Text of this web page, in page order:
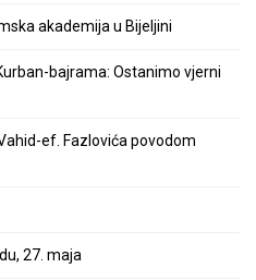
akademija u Bijeljini
bajrama: Ostanimo vjerni
ef. Fazlovića povodom
27. maja